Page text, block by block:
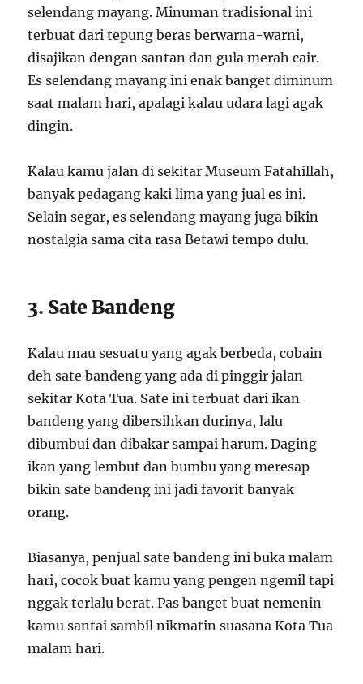
selendang mayang. Minuman tradisional ini
terbuat dari tepung beras berwarna-warni,
disajikan dengan santan dan gula merah cair.
Es selendang mayang ini enak banget diminum
saat malam hari, apalagi kalau udara lagi agak
dingin.
Kalau kamu jalan di sekitar Museum Fatahillah,
banyak pedagang kaki lima yang jual es ini.
Selain segar, es selendang mayang juga bikin
nostalgia sama cita rasa Betawi tempo dulu.
3. Sate Bandeng
Kalau mau sesuatu yang agak berbeda, cobain
deh sate bandeng yang ada di pinggir jalan
sekitar Kota Tua. Sate ini terbuat dari ikan
bandeng yang dibersihkan durinya, lalu
dibumbui dan dibakar sampai harum. Daging
ikan yang lembut dan bumbu yang meresap
bikin sate bandeng ini jadi favorit banyak
orang.
Biasanya, penjual sate bandeng ini buka malam
hari, cocok buat kamu yang pengen ngemil tapi
nggak terlalu berat. Pas banget buat nemenin
kamu santai sambil nikmatin suasana Kota Tua
malam hari.